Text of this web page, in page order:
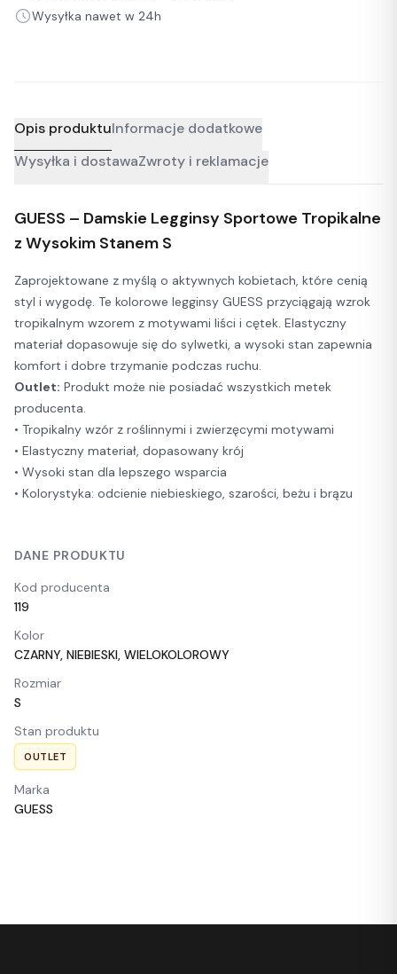
Wysyłka nawet w 24h
Opis produktuInformacje dodatkowe
Wysyłka i dostawaZwroty i reklamacje
GUESS – Damskie Legginsy Sportowe Tropikalne
z Wysokim Stanem S
Zaprojektowane z myślą o aktywnych kobietach, które cenią
styl i wygodę. Te kolorowe legginsy GUESS przyciągają wzrok
tropikalnym wzorem z motywami liści i cętek. Elastyczny
materiał dopasowuje się do sylwetki, a wysoki stan zapewnia
komfort i dobre trzymanie podczas ruchu.
Outlet: Produkt może nie posiadać wszystkich metek
producenta.
• Tropikalny wzór z roślinnymi i zwierzęcymi motywami
• Elastyczny materiał, dopasowany krój
• Wysoki stan dla lepszego wsparcia
• Kolorystyka: odcienie niebieskiego, szarości, beżu i brązu
DANE PRODUKTU
Kod producenta
119
Kolor
CZARNY, NIEBIESKI, WIELOKOLOROWY
Rozmiar
S
Stan produktu
OUTLET
Marka
GUESS